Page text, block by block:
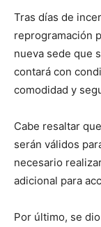
Tras días de
reprogramación
nueva sede que
contará con
comodidad y
Cabe resaltar
serán válidos
necesario
adicional para
Por último, se